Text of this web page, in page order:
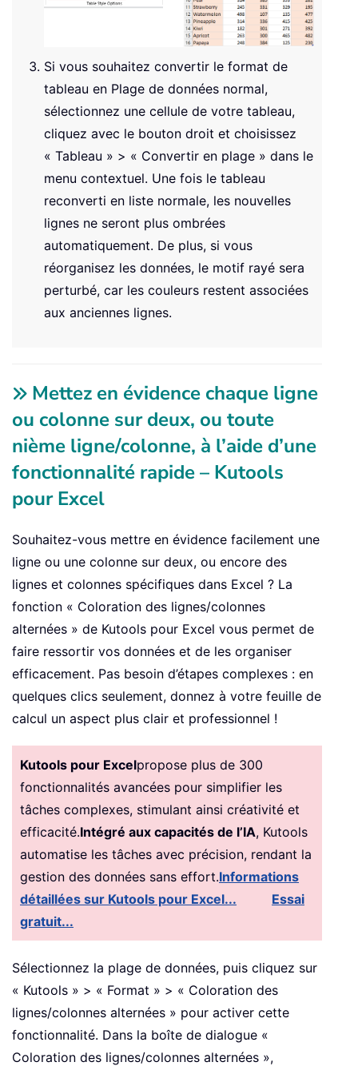
Si vous souhaitez convertir le format de
tableau en Plage de données normal,
sélectionnez une cellule de votre tableau,
cliquez avec le bouton droit et choisissez
« Tableau » > « Convertir en plage » dans le
menu contextuel. Une fois le tableau
reconverti en liste normale, les nouvelles
lignes ne seront plus ombrées
automatiquement. De plus, si vous
réorganisez les données, le motif rayé sera
perturbé, car les couleurs restent associées
aux anciennes lignes.
Mettez en évidence chaque ligne
ou colonne sur deux, ou toute
nième ligne/colonne, à l’aide d’une
fonctionnalité rapide – Kutools
pour Excel
Souhaitez-vous mettre en évidence facilement une
ligne ou une colonne sur deux, ou encore des
lignes et colonnes spécifiques dans Excel ? La
fonction « Coloration des lignes/colonnes
alternées » de Kutools pour Excel vous permet de
faire ressortir vos données et de les organiser
efficacement. Pas besoin d’étapes complexes : en
quelques clics seulement, donnez à votre feuille de
calcul un aspect plus clair et professionnel !
Kutools pour Excelpropose plus de 300
fonctionnalités avancées pour simplifier les
tâches complexes, stimulant ainsi créativité et
efficacité.Intégré aux capacités de l’IA, Kutools
automatise les tâches avec précision, rendant la
gestion des données sans effort.Informations
détaillées sur Kutools pour Excel...
Essai
gratuit...
Sélectionnez la plage de données, puis cliquez sur
« Kutools » > « Format » > « Coloration des
lignes/colonnes alternées » pour activer cette
fonctionnalité. Dans la boîte de dialogue «
Coloration des lignes/colonnes alternées »,